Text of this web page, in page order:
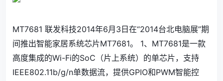
MT7681 联发科技2014年6月3日在“2014台北电脑展”期
间推出智能家居系统芯片MT7681。 1、MT7681是一款
高度集成的Wi-Fi的SoC（片上系统）的单芯片，支持
IEEE802.11b/g/n单数据流，提供GPIO和PWM智能控